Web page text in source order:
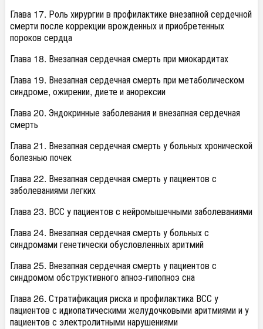
Глава 17. Роль хирургии в профилактике внезапной сердечной
смерти после коррекции врожденных и приобретенных
пороков сердца
Глава 18. Внезапная сердечная смерть при миокардитах
Глава 19. Внезапная сердечная смерть при метаболическом
синдроме, ожирении, диете и анорексии
Глава 20. Эндокринные заболевания и внезапная сердечная
смерть
Глава 21. Внезапная сердечная смерть у больных хронической
болезнью почек
Глава 22. Внезапная сердечная смерть у пациентов с
заболеваниями легких
Глава 23. ВСС у пациентов с нейромышечными заболеваниями
Глава 24. Внезапная сердечная смерть у больных с
синдромами генетически обусловленных аритмий
Глава 25. Внезапная сердечная смерть у пациентов с
синдромом обструктивного апноэ-гипопноэ сна
Глава 26. Стратификация риска и профилактика ВСС у
пациентов с идиопатическими желудочковыми аритмиями и у
пациентов с электролитными нарушениями